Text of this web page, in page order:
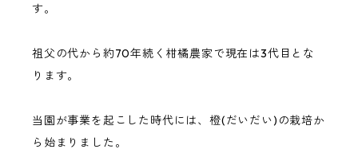
す。
祖父の代から約70年続く柑橘農家で現在は3代目とな
ります。
当園が事業を起こした時代には、橙(だいだい)の栽培か
ら始まりました。